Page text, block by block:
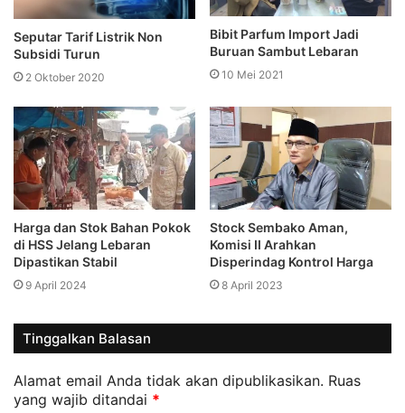
Seputar Tarif Listrik Non
Subsidi Turun
2 Oktober 2020
Bibit Parfum Import Jadi
Buruan Sambut Lebaran
10 Mei 2021
Harga dan Stok Bahan Pokok
di HSS Jelang Lebaran
Dipastikan Stabil
9 April 2024
Stock Sembako Aman,
Komisi II Arahkan
Disperindag Kontrol Harga
8 April 2023
Tinggalkan Balasan
Alamat email Anda tidak akan dipublikasikan. Ruas
yang wajib ditandai *